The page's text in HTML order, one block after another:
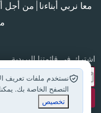
معا نربي أبناءنا من أجل
اشترك في قائمتنا البريدية
نستخدم ملفات تعريف
التصفح الخاصة بك.
تخصيص